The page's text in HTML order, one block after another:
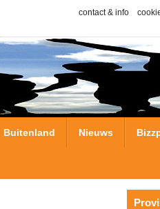
contact & info
Buitenland Nieuws